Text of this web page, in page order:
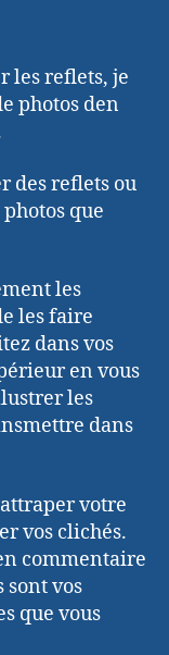
les reflets, je
photos den
des reflets ou
que
les
les faire
dans vos
en vous
les
dans
votre
vos clichés.
commentaire
sont vos
que vous